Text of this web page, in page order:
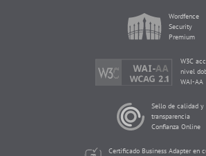
Wordfence
Security
Premium
W3C
nivel
WAI-AA
Sello de calidad y
transparencia
Confianza Online
Certificado Business Adapter en